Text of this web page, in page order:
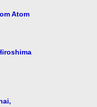
Atom